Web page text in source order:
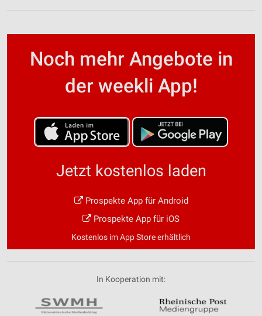
Noch mehr Angebote in
der weekli App!
Jetzt kostenlos laden
Prospekte App für Android
Prospekte App für iOS
Kostenlos im App Store erhältlich
In Kooperation mit: